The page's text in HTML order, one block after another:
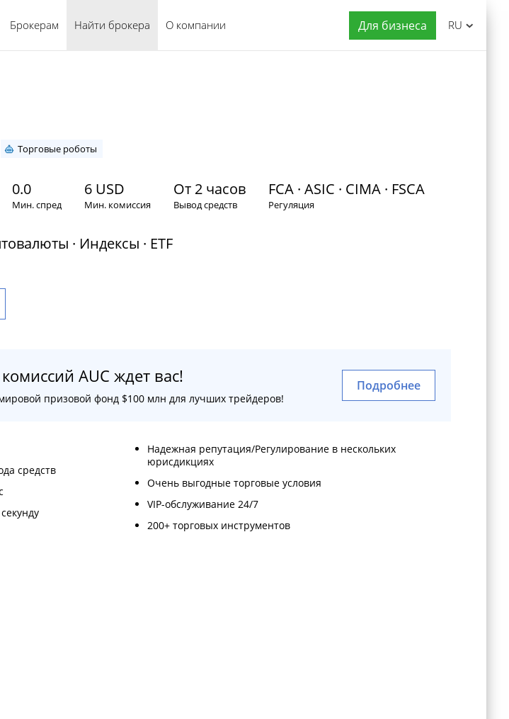
Брокерам Найти брокера О компании Для бизнеса
Русский RU
Торговые роботы
0.0
Мин. спред
6 USD
Мин. комиссия
От 2 часов
Вывод средств
FCA · ASIC · CIMA · FSCA
Регуляция
· Индексы · ETF
AUC ждет вас!
призовой фонд $100 млн для лучших трейдеров!
Подробнее
средств
Надежная репутация/Регулирование в нескольких
юрисдикциях
Очень выгодные торговые условия
VIP-обслуживание 24/7
200+ торговых инструментов